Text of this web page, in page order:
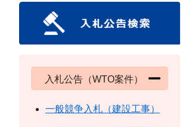
入札公告（WTO案件）
一般競争入札（建設工事）